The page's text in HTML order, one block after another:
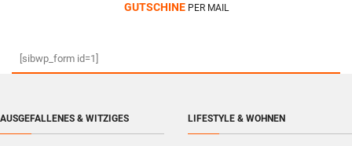
GUTSCHINEPER MAIL
[sibwp_form id=1]
AUSGEFALLENES & WITZIGES LIFESTYLE & WOHNEN